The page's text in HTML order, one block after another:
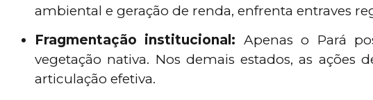
ambiental e geração de renda, enfrenta entraves
Fragmentação institucional: Apenas o Pará
vegetação nativa. Nos demais estados, as ações
articulação efetiva.